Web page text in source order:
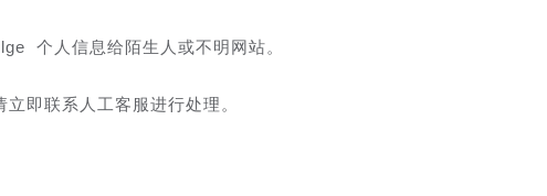
个人信息给陌生人或不明网站。
立即联系人工客服进行处理。